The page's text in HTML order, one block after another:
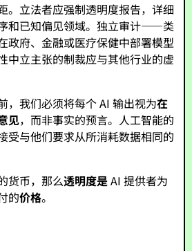
。立法者应强制透明度报告，详细
和已知偏见领域。独立审计——类
府、金融或医疗保健中部署模型
中立主张的制裁应与其他行业的虚
，我们必须将每个 AI 输出视为在
见，而非事实的预言。人工智能的
受与他们要求从所消耗数据相同的
货币，那么透明度是AI 提供者为
的价格。